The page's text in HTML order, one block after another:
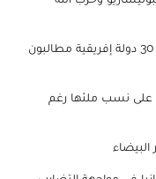
تأشيرة الدخول للولايات المتحدة: مواطنو 30 دولة إفريقية مطالبون
نسب ملئها رغم
البيضاء